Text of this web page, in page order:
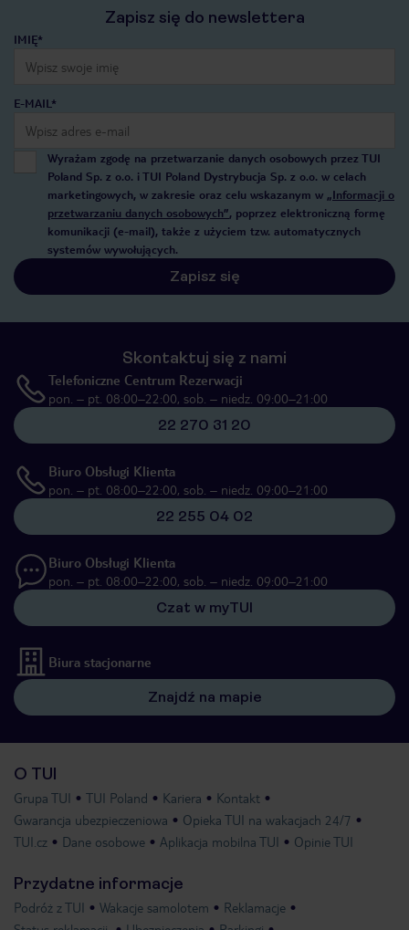
Zapisz się do newslettera
IMIĘ*
E-MAIL*
Wyrażam zgodę na przetwarzanie danych osobowych przez TUI
Poland Sp. z o.o. i TUI Poland Dystrybucja Sp. z o.o. w celach
marketingowych, w zakresie oraz celu wskazanym w „Informacji o
przetwarzaniu danych osobowych”, poprzez elektroniczną formę
komunikacji (e-mail), także z użyciem tzw. automatycznych
systemów wywołujących.
Zapisz się
Skontaktuj się z nami
Telefoniczne Centrum Rezerwacji
pon. – pt. 08:00–22:00, sob. – niedz. 09:00–21:00
22 270 31 20
Biuro Obsługi Klienta
pon. – pt. 08:00–22:00, sob. – niedz. 09:00–21:00
22 255 04 02
Biuro Obsługi Klienta
pon. – pt. 08:00–22:00, sob. – niedz. 09:00–21:00
Czat w myTUI
Biura stacjonarne
Znajdź na mapie
O TUI
Grupa TUI TUI Poland Kariera
Kontakt
Gwarancja ubezpieczeniowa
Opieka TUI na wakacjach 24/7
TUI.cz
Dane osobowe Aplikacja mobilna TUI Opinie TUI
Przydatne informacje
Podróż z TUI Wakacje samolotem
Reklamacje